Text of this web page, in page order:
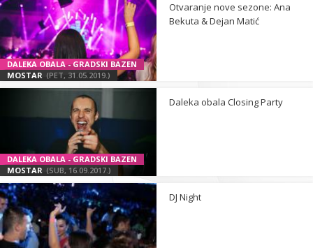
DALEKA OBALA - GRADSKI BAZEN
MOSTAR (PET, 31.05.2019.)
Otvaranje nove sezone: Ana
Bekuta & Dejan Matić
DALEKA OBALA - GRADSKI BAZEN
MOSTAR (SUB, 16.09.2017.)
Daleka obala Closing Party
DJ Night